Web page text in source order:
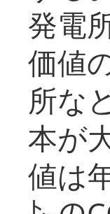
発電
価値
所な
本が
値は